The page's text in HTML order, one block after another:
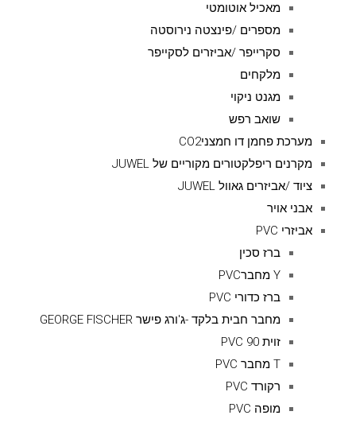
מאכיל אוטומטי
מספרים /פינצטה נירוסטה
סקרייפר /אביזרים לסקייפר
מלקחים
מגנט ניקוי
שואב רפש
מערכת פחמן דו חמצניCO2
מקרנים ריפלקטורים מקוריים של JUWEL
ציוד /אביזרים גאוול JUWEL
אבני אויר
אביזרי PVC
ברז סכין
Y מחברPVC
ברז כדורי PVC
מחבר חבית בלקד -ג'ורג פישר GEORGE FISCHER
זוית 90 PVC
T מחבר PVC
רקורד PVC
מופה PVC